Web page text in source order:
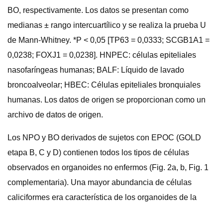
BO, respectivamente. Los datos se presentan como
medianas ± rango intercuartílico y se realiza la prueba U
de Mann-Whitney. *P < 0,05 [TP63 = 0,0333; SCGB1A1 =
0,0238; FOXJ1 = 0,0238]. HNPEC: células epiteliales
nasofaríngeas humanas; BALF: Líquido de lavado
broncoalveolar; HBEC: Células epiteliales bronquiales
humanas. Los datos de origen se proporcionan como un
archivo de datos de origen.
Los NPO y BO derivados de sujetos con EPOC (GOLD
etapa B, C y D) contienen todos los tipos de células
observados en organoides no enfermos (Fig. 2a, b, Fig. 1
complementaria). Una mayor abundancia de células
caliciformes era característica de los organoides de la